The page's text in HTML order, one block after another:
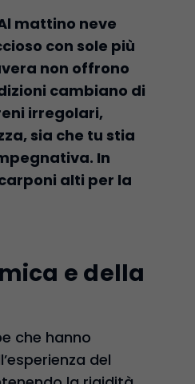
mattino neve
con sole più
non offrono
cambiano di
irregolari,
sia che tu stia
In
alti per la
e della
che hanno
del